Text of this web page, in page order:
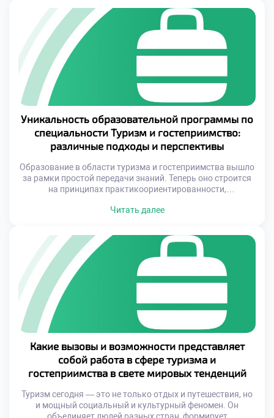
выстроена система взаимодействия между государством,
бизнесом и местными сообществами, зависит будущее
множества объектов культурного и природного […]
Уникальность образовательной программы по
специальности Туризм и гостеприимство:
различные подходы и перспективы
Образование в области туризма и гостеприимства вышло
за рамки простой передачи знаний. Теперь оно строится
на принципах практикоориентированности,
студента. Учебные заведения, включая наш
внедряют новые методики, чтобы соответствовать
требованиям рынка и готовить специалистов, способных
уверенно чувствовать себя в любой точке мира.
Особенностью наших программ […]
Читать далее
Какие вызовы и возможности представляет
собой работа в сфере туризма и
гостеприимства в свете мировых тенденций
Туризм сегодня — это не только отдых и путешествия, но
и мощный социальный и культурный феномен. Он